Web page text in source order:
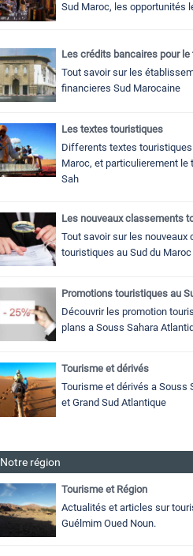
Sud Maroc, les opportunités
Les crédits bancaires pour le
Tout savoir sur les
financieres Sud Marocaine
Les textes touristiques
Differents textes
Maroc, et particulierement le
Sah
Les nouveaux classements
Tout savoir sur les nouveaux
touristiques au Sud du Maroc
Promotions touristiques au
Découvrir les promotion
plans a Souss Sahara
Tourisme et dérivés
Tourisme et dérivés a Souss
et Grand Sud Atlantique
Notre région
Tourisme et Région
Actualités et articles sur
Guélmim Oued Noun.